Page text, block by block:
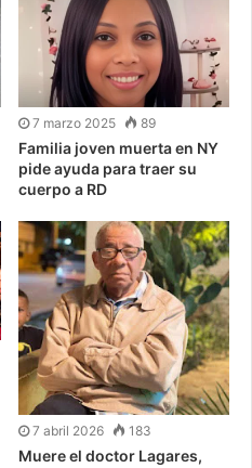
7 marzo 2025 89
Familia joven muerta en NY
pide ayuda para traer su
cuerpo a RD
7 abril 2026 183
Muere el doctor Lagares,